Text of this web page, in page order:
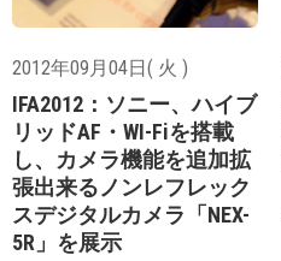
2012年09月04日( 火 )
IFA2012：ソニー、ハイブ
リッドAF・WI-Fiを搭載
し、カメラ機能を追加拡
張出来るノンレフレック
スデジタルカメラ「NEX-
5R」を展示